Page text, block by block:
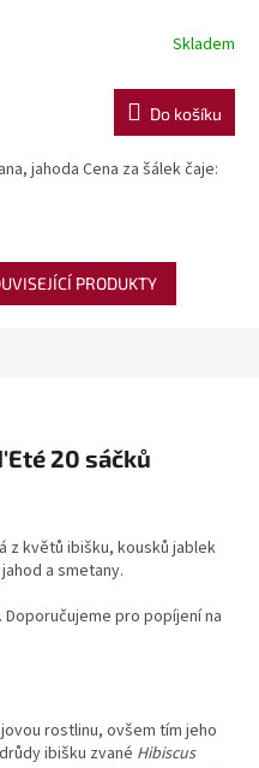
Skladem
Do košíku
jahoda Cena za šálek čaje:
PRODUKTY
20 sáčků
z květů ibišku, kousků jablek
a smetany.
pro popíjení na
rostlinu, ovšem tím jeho
ibišku zvané Hibiscus